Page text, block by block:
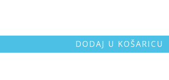
DODAJ U KOŠARICU